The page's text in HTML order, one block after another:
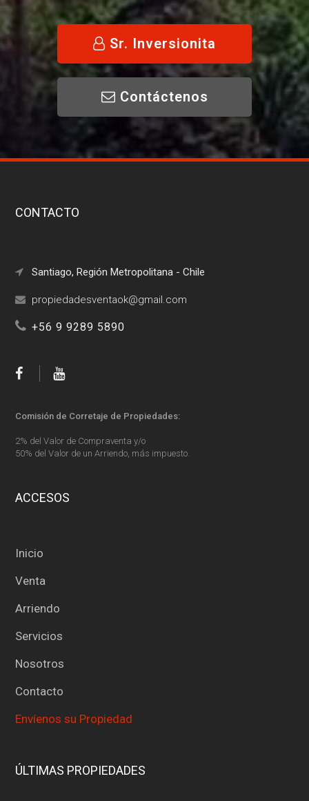
Sr. Inversionita
Contáctenos
CONTACTO
Santiago, Región Metropolitana - Chile
+56 9 9289 5890
Comisión de Corretaje de Propiedades:
2% del Valor de Compraventa y/o
50% del Valor de un Arriendo, más impuesto.
ACCESOS
Inicio
Venta
Arriendo
Servicios
Nosotros
Contacto
Envíenos su Propiedad
ÚLTIMAS PROPIEDADES